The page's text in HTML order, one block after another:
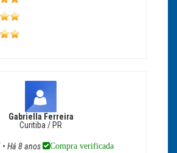
Gabriella Ferreira
Curitiba / PR
• Há 8 anos Compra verificada